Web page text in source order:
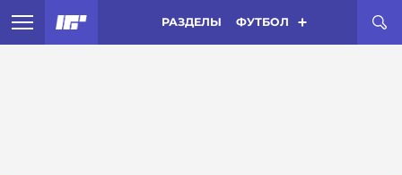
РАЗДЕЛЫ ФУТБОЛ